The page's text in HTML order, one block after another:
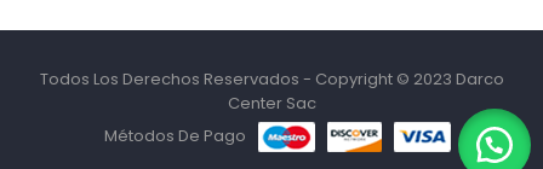
Todos Los Derechos Reservados - Copyright © 2023 Darco
Center Sac
Métodos De Pago